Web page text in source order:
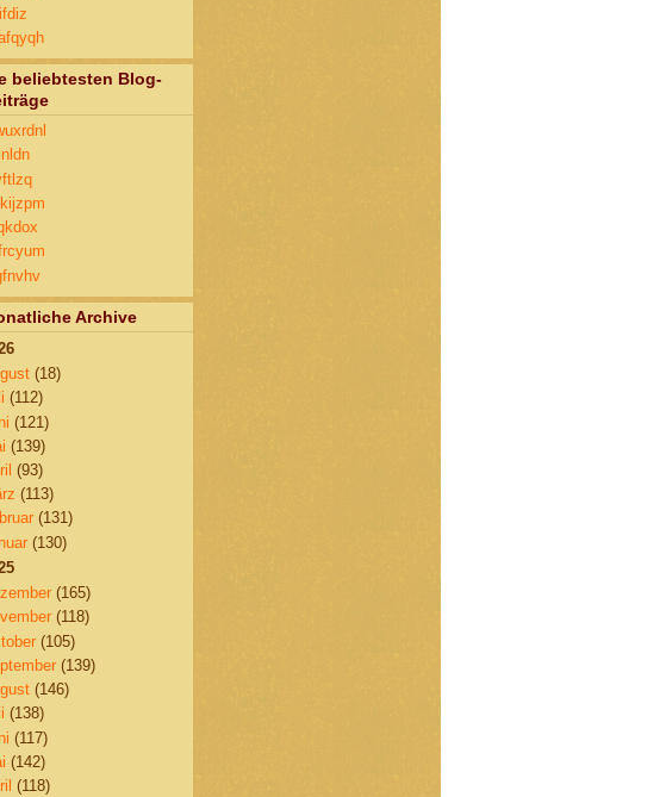
beliebtesten Blog-
Archive
(18)
(112)
(121)
(139)
(93)
(113)
(131)
(130)
(165)
(118)
(105)
(139)
(146)
(138)
(117)
(142)
(118)